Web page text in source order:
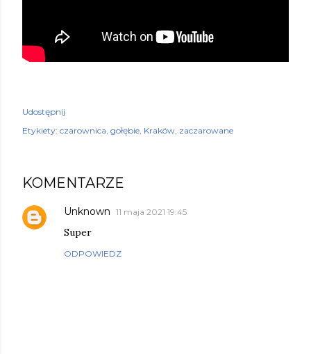
Udostępnij
Etykiety: czarownica gołębie Kraków zaczarowane
KOMENTARZE
Unknown 11 maja 2021 19:45
Super
ODPOWIEDZ